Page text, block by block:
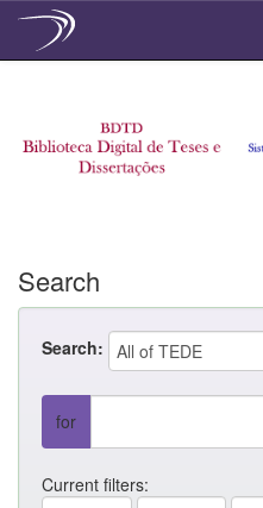
Search
Search:
for
Current filters: